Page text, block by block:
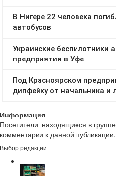
Информация
Посетители, находящиеся в группе
комментарии к данной публикации.
Выбор редакции